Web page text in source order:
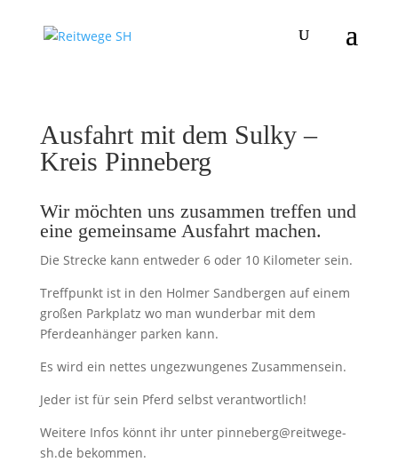
Ausfahrt mit dem Sulky –
Kreis Pinneberg
Wir möchten uns zusammen treffen und
eine gemeinsame Ausfahrt machen.
Die Strecke kann entweder 6 oder 10 Kilometer sein.
Treffpunkt ist in den Holmer Sandbergen auf einem
großen Parkplatz wo man wunderbar mit dem
Pferdeanhänger parken kann.
Es wird ein nettes ungezwungenes Zusammensein.
Jeder ist für sein Pferd selbst verantwortlich!
Weitere Infos könnt ihr unter pinneberg@reitwege-
sh.de bekommen.